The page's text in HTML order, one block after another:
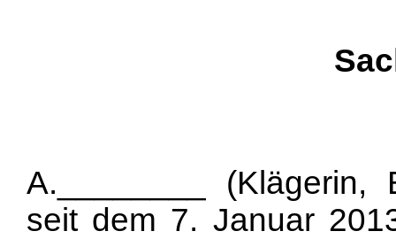
A.________ (Klägerin,
seit dem 7. Januar